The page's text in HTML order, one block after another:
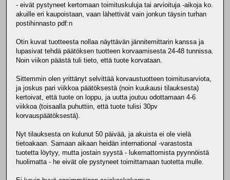
- eivät pystyneet kertomaan toimituskuluja tai arvioituja -aikoja ko.
akuille eri kaupoistaan, vaan lähettivät vain jonkun täysin turhan
postihinnasto pdf:n
Otin kuvat tuotteesta nollaa näyttävän jännitemittarin kanssa ja
lupasivat tehdä päätöksen tuotteen korvaamisesta 24-48 tunnissa.
Noin viikon päästä tuli tieto, että tuote korvataan.
Sittemmin olen yrittänyt selvittää korvaustuotteen toimitusarviota,
ja joskus pari viikkoa päätöksestä (noin kuukausi tilauksesta)
kertoivat, että tuote on loppu, ja uutta joutuu odottamaan 4-6
viikkoa (toisaalla puhuttiin, että tuote tulisi 30pv
korvauspäätöksestä).
Nyt tilauksesta on kulunut 50 päivää, ja akuista ei ole vielä
tietoakaan. Samaan aikaan heidän international -varastosta
tuotetta löytyy, mutta jostain syystä - lukemattomista pyynnöistä
huolimatta - he eivät ole pystyneet toimittamaan tuotetta mulle.